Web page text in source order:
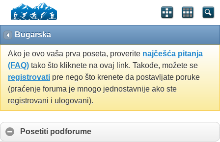
Bugarska
Ako je ovo vaša prva poseta, proverite najčešća pitanja
(FAQ) tako što kliknete na ovaj link. Takođe, možete se
registrovati pre nego što krenete da postavljate poruke
(praćenje foruma je mnogo jednostavnije ako ste
registrovani i ulogovani).
Posetiti podforume